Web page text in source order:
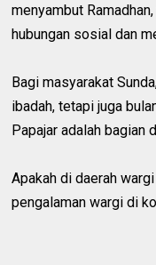
menyambut
hubungan sosial dan
Bagi masyarakat
ibadah, tetapi juga
Papajar adalah bagian
Apakah di daerah
pengalaman wargi di